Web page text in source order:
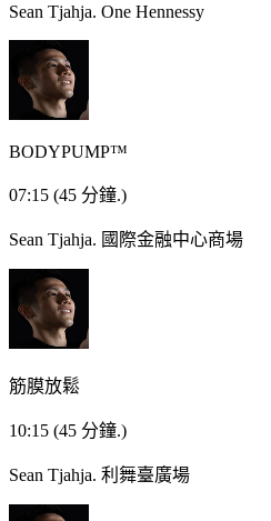
Sean Tjahja. One Hennessy
BODYPUMP™
07:15 (45 分鐘.)
Sean Tjahja. 國際金融中心商場
筋膜放鬆
10:15 (45 分鐘.)
Sean Tjahja. 利舞臺廣場